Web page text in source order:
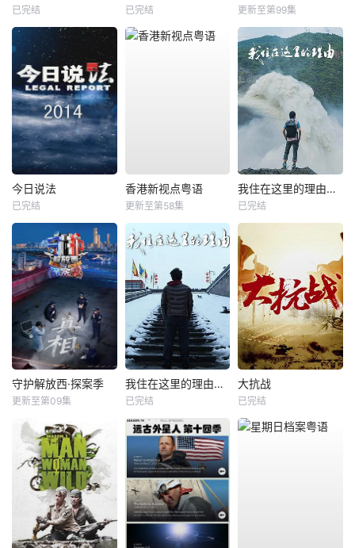
已完结 已完结 更新至第99集
今日说法
已完结
香港新视点粤语
更新至第58集
我住在这里的理由第四季
已完结
守护解放西·探案季
更新至第09集
我住在这里的理由第三季
已完结
大抗战
已完结